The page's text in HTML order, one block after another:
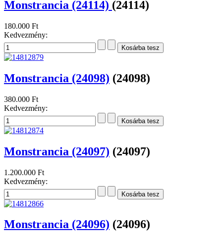
Monstrancia (24114) (24114)
180.000 Ft
Kedvezmény:
Monstrancia (24098) (24098)
380.000 Ft
Kedvezmény:
Monstrancia (24097) (24097)
1.200.000 Ft
Kedvezmény:
Monstrancia (24096) (24096)